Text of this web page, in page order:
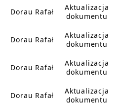
Dorau Rafał
Aktualizacja
dokumentu
Dorau Rafał
Aktualizacja
dokumentu
Dorau Rafał
Aktualizacja
dokumentu
Dorau Rafał
Aktualizacja
dokumentu